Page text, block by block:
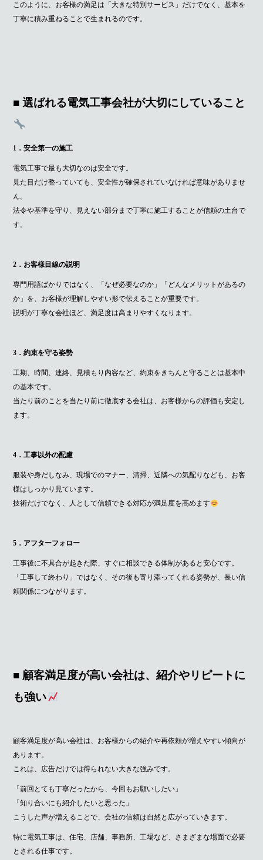
このように、お客様の満足は「大きな特別サービス」だけでなく、基本を
丁寧に積み重ねることで生まれるのです。
■ 選ばれる電気工事会社が大切にしていること
1．安全第一の施工
電気工事で最も大切なのは安全です。
見た目だけ整っていても、安全性が確保されていなければ意味がありませ
ん。
法令や基準を守り、見えない部分まで丁寧に施工することが信頼の土台で
す。
2．お客様目線の説明
専門用語ばかりではなく、「なぜ必要なのか」「どんなメリットがあるの
か」を、お客様が理解しやすい形で伝えることが重要です。
説明が丁寧な会社ほど、満足度は高まりやすくなります。
3．約束を守る姿勢
工期、時間、連絡、見積もり内容など、約束をきちんと守ることは基本中
の基本です。
当たり前のことを当たり前に徹底する会社は、お客様からの評価も安定し
ます。
4．工事以外の配慮
服装や身だしなみ、現場でのマナー、清掃、近隣への気配りなども、お客
様はしっかり見ています。
技術だけでなく、人として信頼できる対応が満足度を高めます
5．アフターフォロー
工事後に不具合が起きた際、すぐに相談できる体制があると安心です。
「工事して終わり」ではなく、その後も寄り添ってくれる姿勢が、長い信
頼関係につながります。
■ 顧客満足度が高い会社は、紹介やリピートに
も強い
顧客満足度が高い会社は、お客様からの紹介や再依頼が増えやすい傾向が
あります。
これは、広告だけでは得られない大きな強みです。
「前回とても丁寧だったから、今回もお願いしたい」
「知り合いにも紹介したいと思った」
こうした声が増えることで、会社の信頼は自然と広がっていきます。
特に電気工事は、住宅、店舗、事務所、工場など、さまざまな場面で必要
とされる仕事です。